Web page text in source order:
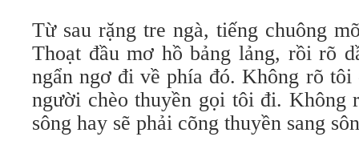
Từ sau rặng tre ngà, tiếng chuông
Thoạt đầu mơ hồ bảng lảng, rồi rõ
ngẩn ngơ đi về phía đó. Không rõ
người chèo thuyền gọi tôi đi. Không
sông hay sẽ phải cõng thuyền sang